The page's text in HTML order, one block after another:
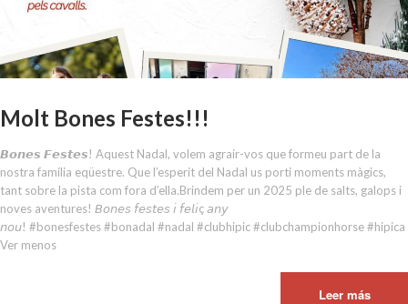
Molt Bones Festes!!!
𝘽𝙤𝙣𝙚𝙨 𝙁𝙚𝙨𝙩𝙚𝙨! Aquest Nadal, volem agrair-vos que formeu part de la
nostra família eqüestre. Que l’esperit del Nadal us porti moments màgics,
tant sobre la pista com fora d’ella.Brindem per un 2025 ple de salts, galops i
noves aventures! 𝘉𝘰𝘯𝘦𝘴 𝘧𝘦𝘴𝘵𝘦𝘴 𝘪 𝘧𝘦𝘭𝘪ç 𝘢𝘯𝘺
𝘯𝘰𝘶! #bonesfestes #bonadal #nadal #clubhipic #clubchampionhorse #hipica
Ver menos
Leer más